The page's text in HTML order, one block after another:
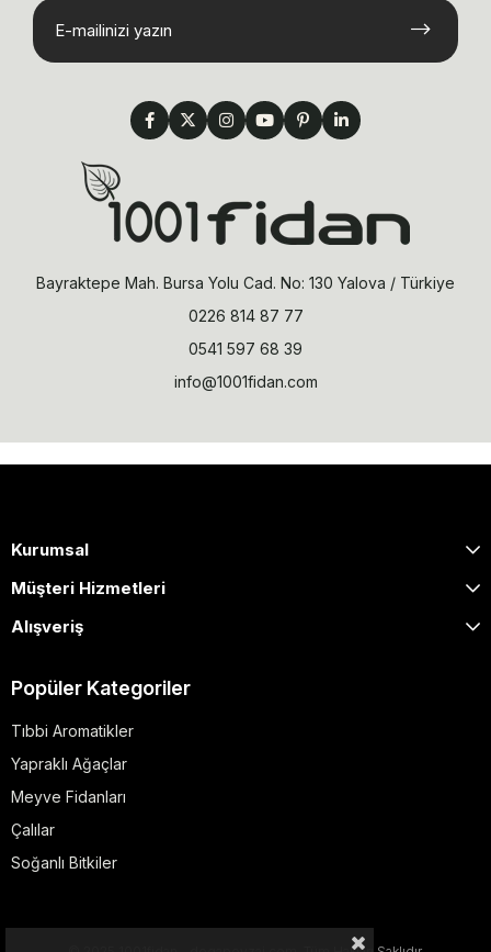
Bayraktepe Mah. Bursa Yolu Cad. No: 130 Yalova / Türkiye
0226 814 87 77
0541 597 68 39
info@1001fidan.com
Kurumsal
Müşteri Hizmetleri
Alışveriş
Popüler Kategoriler
Tıbbi Aromatikler
Yapraklı Ağaçlar
Meyve Fidanları
Çalılar
Soğanlı Bitkiler